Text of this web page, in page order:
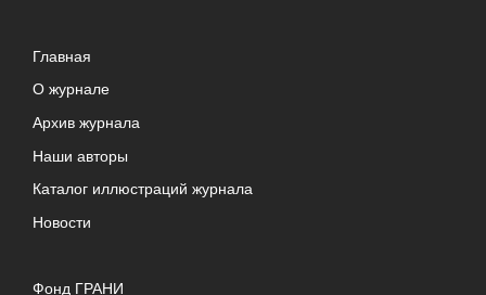
Главная
О журнале
Архив журнала
Наши авторы
Каталог иллюстраций журнала
Новости
Фонд ГРАНИ